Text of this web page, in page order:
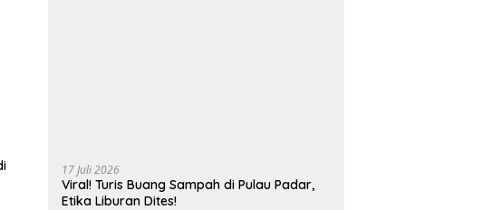
17 Juli 2026
Viral! Turis Buang Sampah di Pulau Padar,
Etika Liburan Dites!